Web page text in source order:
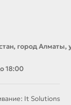
город Алматы,
18:00
It Solutions